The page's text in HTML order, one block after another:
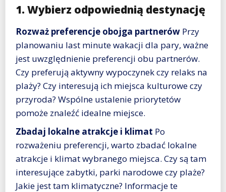
1. Wybierz odpowiednią destynację
Rozważ preferencje obojga partnerów Przy
planowaniu last minute wakacji dla pary, ważne
jest uwzględnienie preferencji obu partnerów.
Czy preferują aktywny wypoczynek czy relaks na
plaży? Czy interesują ich miejsca kulturowe czy
przyroda? Wspólne ustalenie priorytetów
pomoże znaleźć idealne miejsce.
Zbadaj lokalne atrakcje i klimat Po
rozważeniu preferencji, warto zbadać lokalne
atrakcje i klimat wybranego miejsca. Czy są tam
interesujące zabytki, parki narodowe czy plaże?
Jakie jest tam klimatyczne? Informacje te